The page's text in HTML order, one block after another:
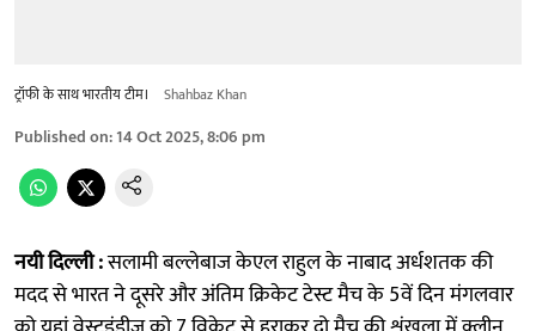
ट्रॉफी के साथ भारतीय टीम। Shahbaz Khan
Published on:14 Oct 2025, 8:06 pm
नयी दिल्ली :सलामी बल्लेबाज केएल राहुल के नाबाद अर्धशतक की
मदद से भारत ने दूसरे और अंतिम क्रिकेट टेस्ट मैच के 5वें दिन मंगलवार